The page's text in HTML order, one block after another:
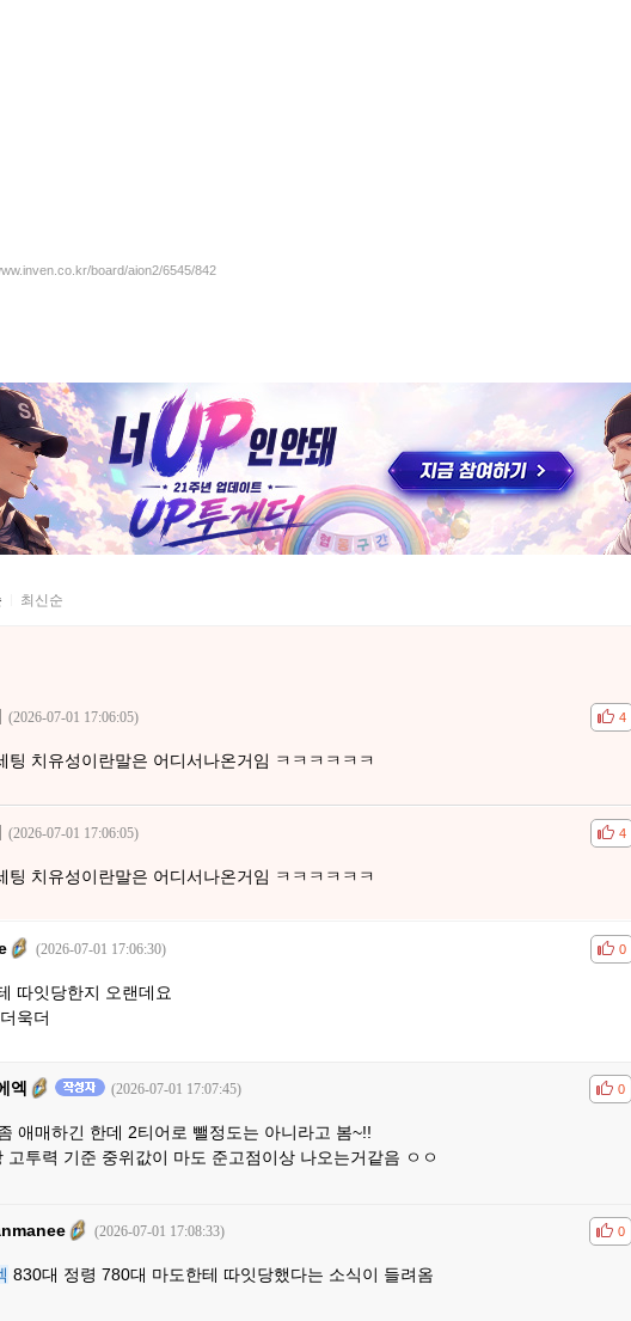
board/aion2/6545/842
최신순
(2026-07-01 17:06:05) 비공4
팅 치유성이란말은 어디서나온거임 ㅋㅋㅋㅋㅋㅋ
(2026-07-01 17:06:05) 비공4
팅 치유성이란말은 어디서나온거임 ㅋㅋㅋㅋㅋㅋ
(2026-07-01 17:06:30) 비공0
따잇당한지 오랜데요
욱더
엑 (2026-07-01 17:07:45) 비공0
애매하긴 한데 2티어로 뺄정도는 아니라고 봄~!!
고투력 기준 중위값이 마도 준고점이상 나오는거같음 ㅇㅇ
(2026-07-01 17:08:33) 비공0
830대 정령 780대 마도한테 따잇당했다는 소식이 들려옴